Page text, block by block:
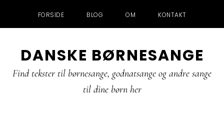
FORSIDE BLOG OM KONTAKT
direkte
til
indhold
direkte
til
direkte
til
DANSKE BØRNESANGE
Find tekster til børnesange, godnatsange og andre sange
til dine børn her